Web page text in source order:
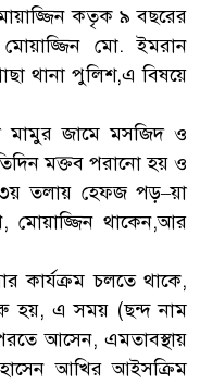
কতৃক ৯ বছরের
মো. ইমরান
থানা পুলিশ,এ বিষয়ে
মামুর জামে মসজিদ ও
মক্তব পরানো হয় ও
তলায় হেফজ পড়–য়া
মোয়াজ্জিন থাকেন,আর
কার্যক্রম চলতে থাকে,
হয়, এ সময় (ছন্দ নাম
আসেন, এমতাবস্থায়
আখির আইসক্রিম